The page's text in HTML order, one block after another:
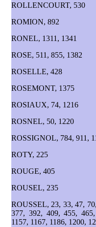
ROLLENCOURT, 530
ROMION, 892
RONEL, 1311, 1341
ROSE, 511, 855, 1382
ROSELLE, 428
ROSEMONT, 1375
ROSIAUX, 74, 1216
ROSNEL, 50, 1220
ROSSIGNOL, 784, 911,
ROTY, 225
ROUGE, 405
ROUSEL, 235
ROUSSEL, 23, 33, 47,
377, 392, 409, 455,
1157, 1167, 1186, 1200,